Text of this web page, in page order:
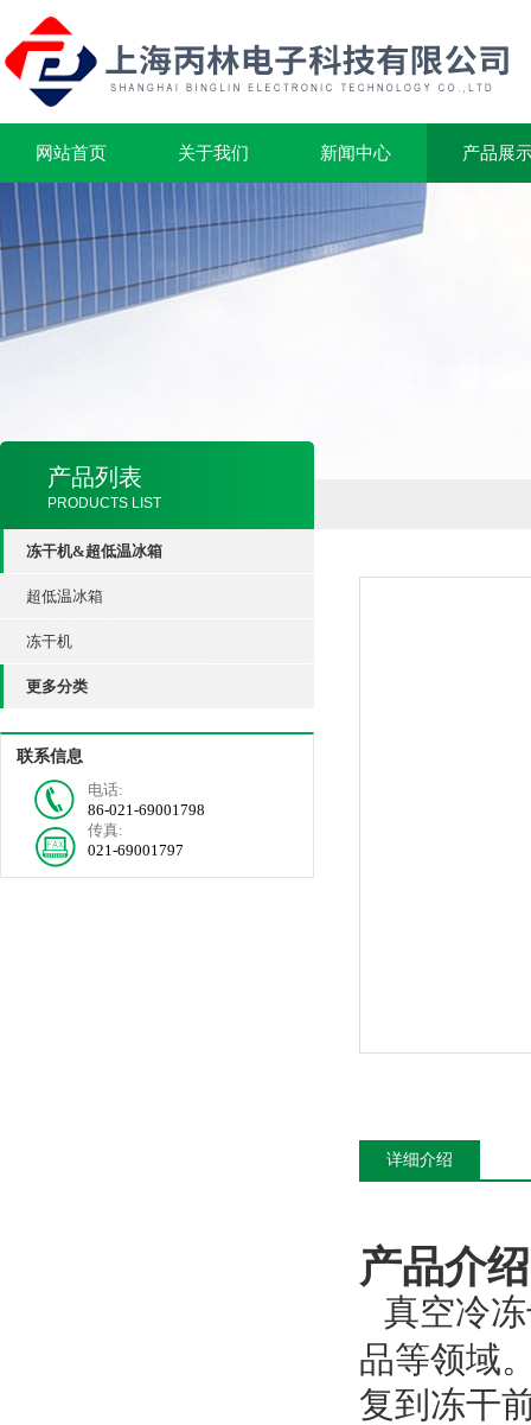
网站首页 关于我们 新闻中心 产品展
产品列表
PRODUCTS LIST
冻干机&超低温冰箱
超低温冰箱
冻干机
更多分类
联系信息
电话:
86-021-69001798
传真:
021-69001797
详细介绍
产品介绍
真空冷
品等领域
复到冻干